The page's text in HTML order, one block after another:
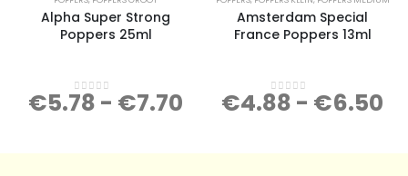
Alpha Super Strong
Poppers 25ml
0out of 5
€5.78 - €7.70
Amsterdam Special
France Poppers 13ml
0 out of 5
€4.88 - €6.50